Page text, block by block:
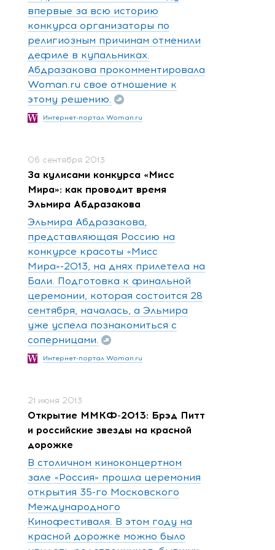
впервые за всю историю
конкурса организаторы по
религиозным причинам отменили
дефиле в купальниках.
Абдразакова прокомментировала
Woman.ru свое отношение к
этому решению.
Интернет-портал Woman.ru
06 сентября 2013
За кулисами конкурса «Мисс
Мира»: как проводит время
Эльмира Абдразакова
Эльмира Абдразакова,
представляющая Россию на
конкурсе красоты «Мисс
Мира»-2013, на днях прилетела на
Бали. Подготовка к финальной
церемонии, которая состоится 28
сентября, началась, а Эльмира
уже успела познакомиться с
соперницами.
Интернет-портал Woman.ru
21 июня 2013
Открытие ММКФ-2013: Брэд Питт
и российские звезды на красной
дорожке
В столичном киноконцертном
зале «Россия» прошла церемония
открытия 35-го Московского
Международного
Кинофестиваля. В этом году на
красной дорожке можно было